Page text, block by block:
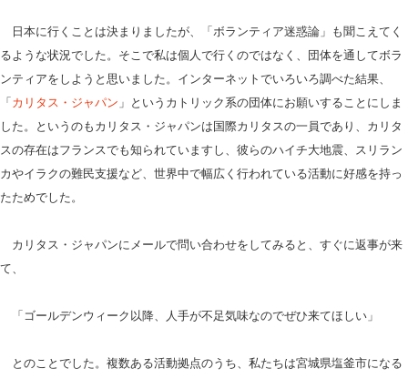
日本に行くことは決まりましたが、「ボランティア迷惑論」も聞こえてく
るような状況でした。そこで私は個人で行くのではなく、団体を通してボラ
ンティアをしようと思いました。インターネットでいろいろ調べた結果、
「 カリタス・ジャパン 」というカトリック系の団体にお願いすることにしま
した。というのもカリタス・ジャパンは国際カリタスの一員であり、カリタ
スの存在はフランスでも知られていますし、彼らのハイチ大地震、スリラン
カやイラクの難民支援など、世界中で幅広く行われている活動に好感を持っ
たためでした。
カリタス・ジャパンにメールで問い合わせをしてみると、すぐに返事が来
て、
「ゴールデンウィーク以降、人手が不足気味なのでぜひ来てほしい」
とのことでした。複数ある活動拠点のうち、私たちは宮城県塩釜市になる